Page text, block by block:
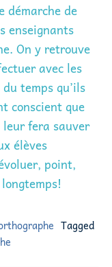
démarche de
enseignants
On y retrouve
avec les
temps qu’ils
conscient que
fera sauver
élèves
point,
Tagged